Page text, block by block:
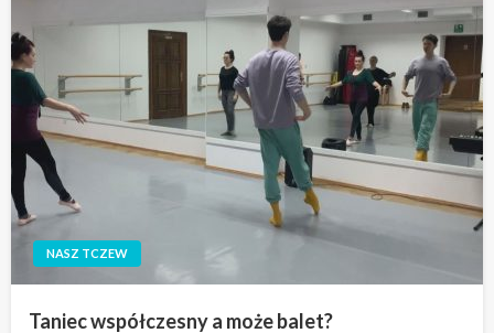
NASZ TCZEW
Taniec współczesny a może balet?